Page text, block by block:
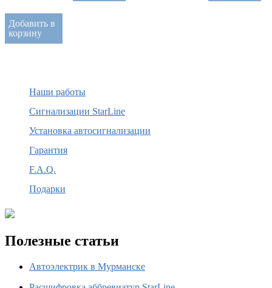
Добавить в
корзину
Наши работы
Сигнализации StarLine
Установка автосигнализации
Гарантия
F.A.Q.
Подарки
Полезные статьи
Автоэлектрик в Мурманске